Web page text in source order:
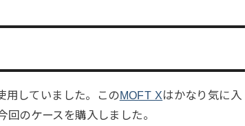
用していました。このMOFT Xはかなり気に入
のケースを購入しました。